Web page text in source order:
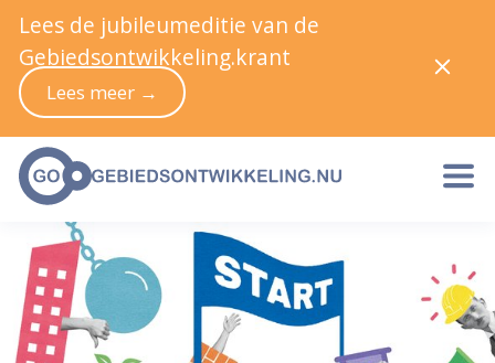
Lees de jubileumeditie van de
Gebiedsontwikkeling.krant
Lees meer →